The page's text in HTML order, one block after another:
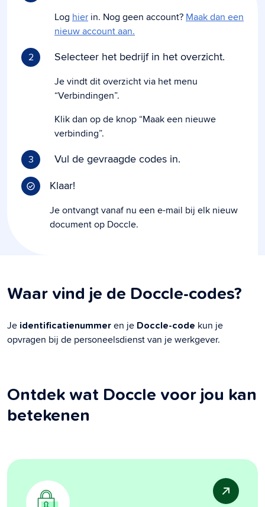
Log hier in. Nog geen account? Maak dan een
nieuw account aan.
2
Selecteer het bedrijf in het overzicht.
Je vindt dit overzicht via het menu
“Verbindingen”.
Klik dan op de knop “Maak een nieuwe
verbinding”.
3
Vul de gevraagde codes in.
Klaar!
Je ontvangt vanaf nu een e-mail bij elk nieuw
document op Doccle.
Waar vind je de Doccle-codes?
Je identificatienummer en je Doccle-code kun je
opvragen bij de personeelsdienst van je werkgever.
Ontdek wat Doccle voor jou kan
betekenen